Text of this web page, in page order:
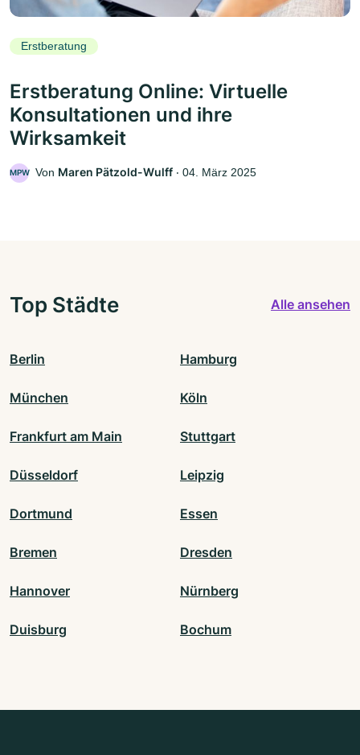
Erstberatung
Erstberatung Online: Virtuelle
Konsultationen und ihre
Wirksamkeit
MPW Von Maren Pätzold-Wulff ‧ 04. März 2025
Top Städte Alle ansehen
Berlin Hamburg
München Köln
Frankfurt am Main Stuttgart
Düsseldorf Leipzig
Dortmund Essen
Bremen Dresden
Hannover Nürnberg
Duisburg Bochum